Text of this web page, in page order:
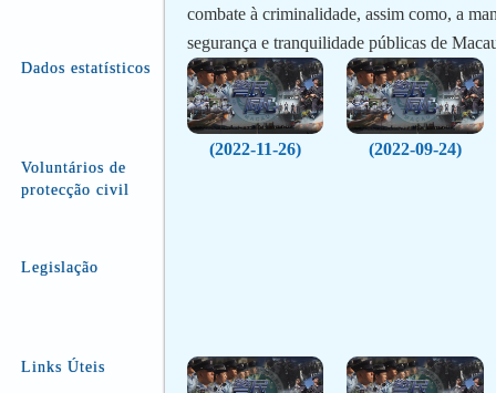
Dados estatísticos
Voluntários de
protecção civil
Legislação
Links Úteis
combate à criminalidade, assim como, a
segurança e tranquilidade públicas de
(2022-11-26) (2022-09-24)